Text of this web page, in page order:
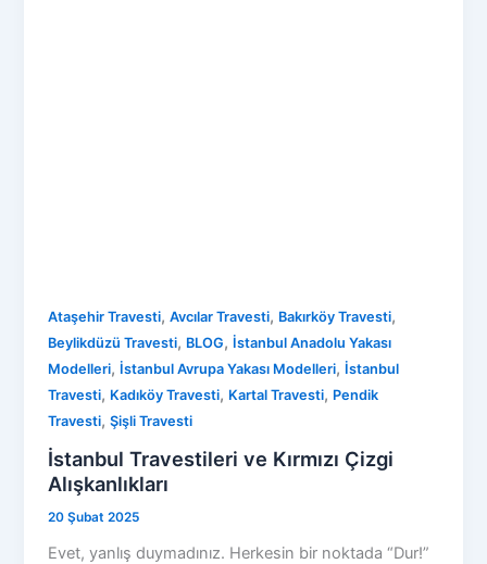
Ataşehir Travesti,Avcılar Travesti, Bakırköy Travesti,
Beylikdüzü Travesti, BLOG, İstanbul Anadolu Yakası
Modelleri, İstanbul Avrupa Yakası Modelleri, İstanbul
Travesti, Kadıköy Travesti, Kartal Travesti, Pendik
Travesti,Şişli Travesti
İstanbul Travestileri ve Kırmızı Çizgi
Alışkanlıkları
20 Şubat 2025
Evet, yanlış duymadınız. Herkesin bir noktada “Dur!”